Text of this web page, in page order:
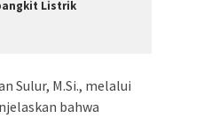
Listrik
Sulur, M.Si., melalui
bahwa